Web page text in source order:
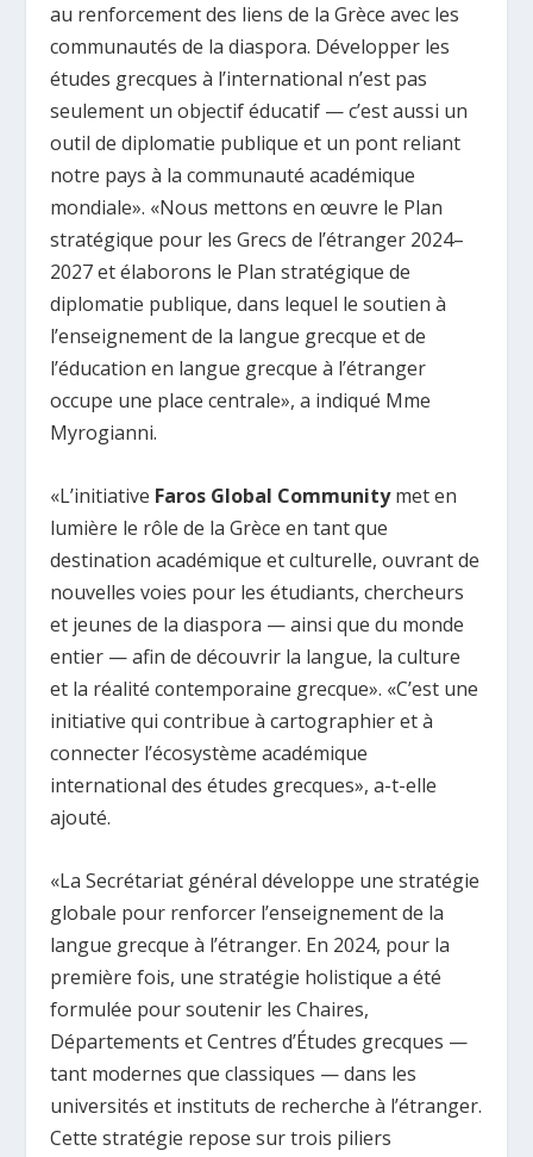
au renforcement des liens de la Grèce avec les
communautés de la diaspora. Développer les
études grecques à l’international n’est pas
seulement un objectif éducatif — c’est aussi un
outil de diplomatie publique et un pont reliant
notre pays à la communauté académique
mondiale». «Nous mettons en œuvre le Plan
stratégique pour les Grecs de l’étranger 2024–
2027 et élaborons le Plan stratégique de
diplomatie publique, dans lequel le soutien à
l’enseignement de la langue grecque et de
l’éducation en langue grecque à l’étranger
occupe une place centrale», a indiqué Mme
Myrogianni.
«L’initiative Faros Global Communitymet en
lumière le rôle de la Grèce en tant que
destination académique et culturelle, ouvrant de
nouvelles voies pour les étudiants, chercheurs
et jeunes de la diaspora — ainsi que du monde
entier — afin de découvrir la langue, la culture
et la réalité contemporaine grecque». «C’est une
initiative qui contribue à cartographier et à
connecter l’écosystème académique
international des études grecques», a-t-elle
ajouté.
«La Secrétariat général développe une stratégie
globale pour renforcer l’enseignement de la
langue grecque à l’étranger. En 2024, pour la
première fois, une stratégie holistique a été
formulée pour soutenir les Chaires,
Départements et Centres d’Études grecques —
tant modernes que classiques — dans les
universités et instituts de recherche à l’étranger.
Cette stratégie repose sur trois piliers